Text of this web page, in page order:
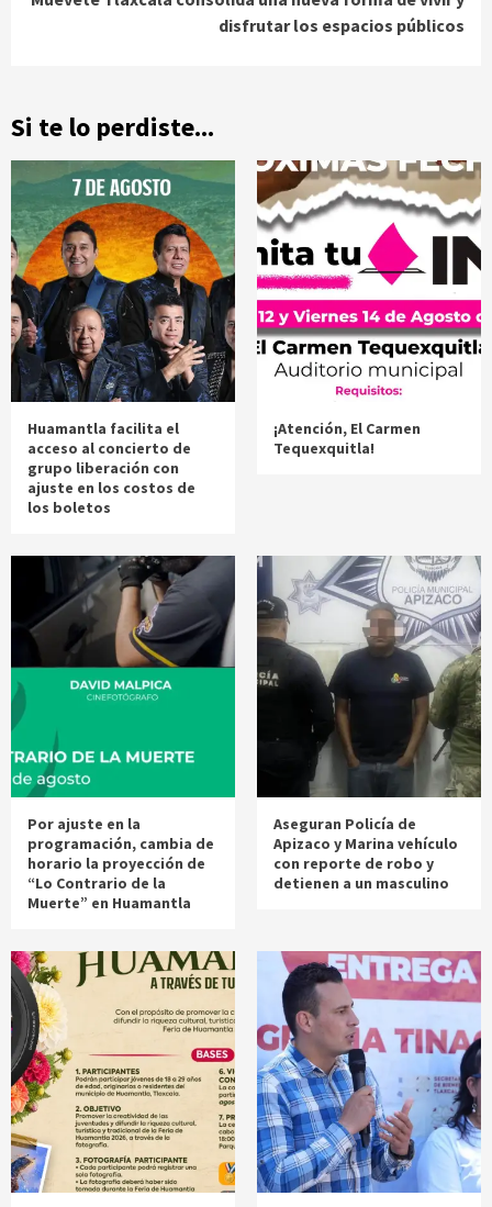
disfrutar los espacios públicos
Si te lo perdiste...
Huamantla facilita el
acceso al concierto de
grupo liberación con
ajuste en los costos de
los boletos
¡Atención, El Carmen
Tequexquitla!
Por ajuste en la
programación, cambia de
horario la proyección de
“Lo Contrario de la
Muerte” en Huamantla
Aseguran Policía de
Apizaco y Marina vehículo
con reporte de robo y
detienen a un masculino